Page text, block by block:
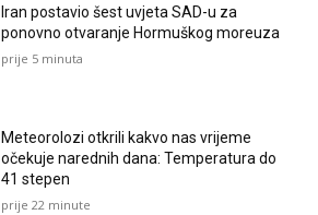
Iran postavio šest uvjeta SAD-u za
ponovno otvaranje Hormuškog moreuza
prije 5 minuta
Meteorolozi otkrili kakvo nas vrijeme
očekuje narednih dana: Temperatura do
41 stepen
prije 22 minute